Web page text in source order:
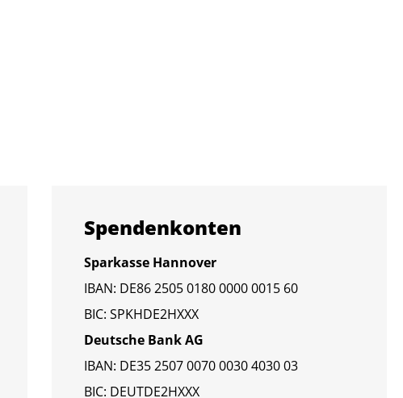
Spen­den­kon­ten
Spar­kas­se Han­no­ver
IBAN: DE86 2505 0180 0000 0015 60
BIC: SPKHDE2HXXX
Deut­sche Bank AG
IBAN: DE35 2507 0070 0030 4030 03
BIC: DEUT­DE2HXXX